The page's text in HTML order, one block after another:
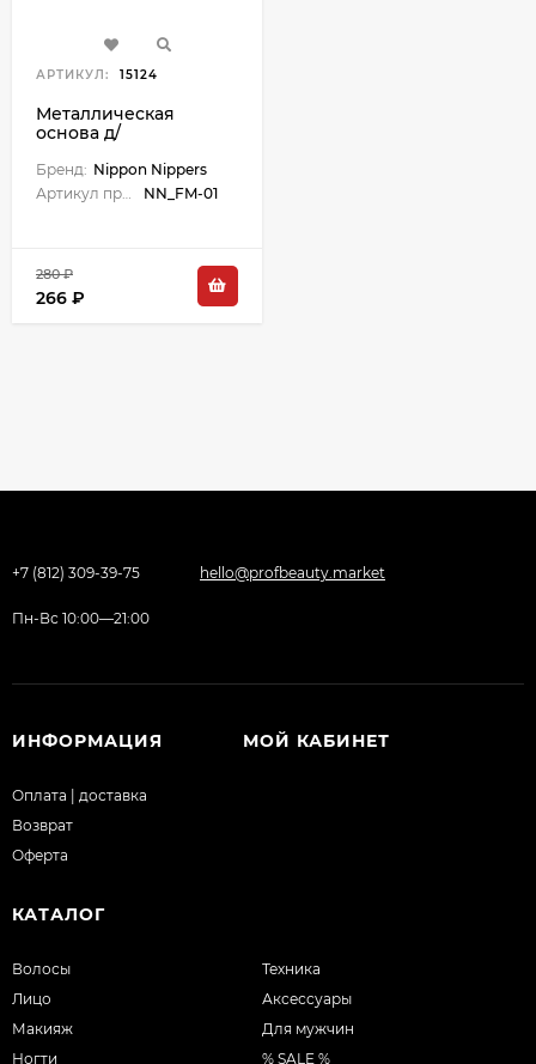
АРТИКУЛ: 15124
Металлическая
основа д/
(пилок д/ногтей),
180*18 мм, толщина 1
мм.
Бренд: Nippon Nippers
Артикул производителя:
NN_FM-01
280 ₽
266 ₽
+7 (812) 309-39-75 hello@profbeauty.market
Пн-Вс 10:00—21:00
ИНФОРМАЦИЯ
Оплата | доставка
Возврат
Оферта
МОЙ КАБИНЕТ
КАТАЛОГ
Волосы
Лицо
Макияж
Ногти
Техника
Аксессуары
Для мужчин
% SALE %